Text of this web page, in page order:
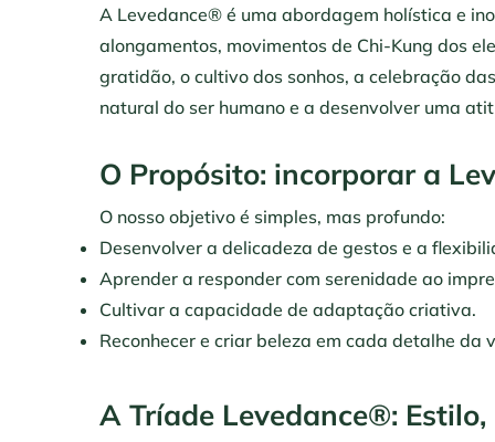
A Levedance® é uma abordagem holística e
alongamentos, movimentos de Chi-Kung dos
gratidão, o cultivo dos sonhos, a celebração
natural do ser humano e a desenvolver uma
O Propósito: incorporar a
O nosso objetivo é simples, mas profundo:
Desenvolver a delicadeza de gestos e a
Aprender a responder com serenidade ao
Cultivar a capacidade de adaptação criativa.
Reconhecer e criar beleza em cada detalhe da
A Tríade Levedance®: